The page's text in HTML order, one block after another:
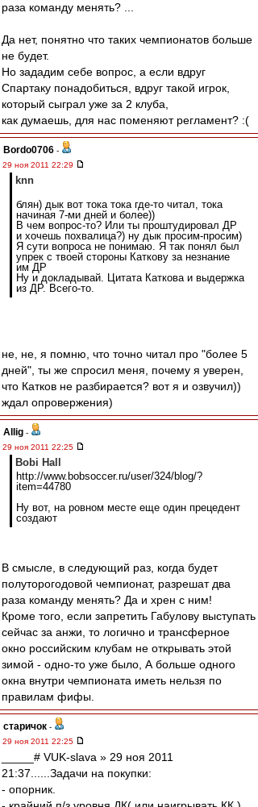
раза команду менять? ...
Да нет, понятно что таких чемпионатов больше
не будет.
Но зададим себе вопрос, а если вдруг
Спартаку понадобиться, вдруг такой игрок,
который сыграл уже за 2 клуба,
как думаешь, для нас поменяют регламент? :(
Bordo0706 -
29 ноя 2011 22:29
knn
блян) дык вот тока тока где-то читал, тока
начиная 7-ми дней и более))
В чем вопрос-то? Или ты проштудировал ДР
и хочешь похвалица?) ну дык просим-просим)
Я сути вопроса не понимаю. Я так понял был
упрек с твоей стороны Каткову за незнание
им ДР
Ну и докладывай. Цитата Каткова и выдержка
из ДР. Всего-то.
не, не, я помню, что точно читал про "более 5
дней", ты же спросил меня, почему я уверен,
что Катков не разбирается? вот я и озвучил))
ждал опровержения)
Allig -
29 ноя 2011 22:25
Bobi Hall
http://www.bobsoccer.ru/user/324/blog/?
item=44780
Ну вот, на ровном месте еще один прецедент
создают
В смысле, в следующий раз, когда будет
полуторогодовой чемпионат, разрешат два
раза команду менять? Да и хрен с ним!
Кроме того, если запретить Габулову выступать
сейчас за анжи, то логично и трансферное
окно российским клубам не открывать этой
зимой - одно-то уже было, А больше одного
окна внутри чемпионата иметь нельзя по
правилам фифы.
старичок -
29 ноя 2011 22:25
_____# VUK-slava » 29 ноя 2011
21:37......Задачи на покупки:
- опорник.